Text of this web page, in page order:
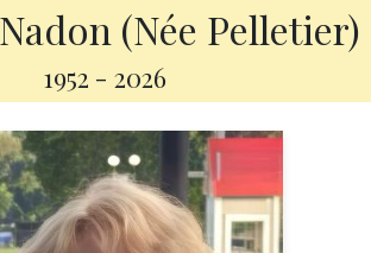
(Née Pelletier)
1952 - 2026